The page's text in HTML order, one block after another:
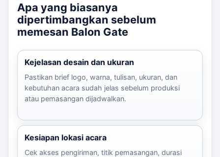
Apa yang biasanya
dipertimbangkan sebelum
memesan Balon Gate
Kejelasan desain dan ukuran
Pastikan brief logo, warna, tulisan, ukuran, dan
kebutuhan acara sudah jelas sebelum produksi
atau pemasangan dijadwalkan.
Kesiapan lokasi acara
Cek akses pengiriman, titik pemasangan, durasi